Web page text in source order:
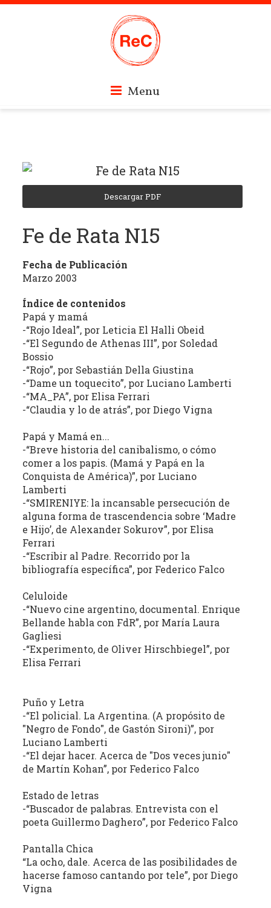
Revistas
de
Córdoba
(REC)
Archivo
Revistas
Culturales
Córdoba
tiene
objetivo
central
recuperación,
clasificación,
domiciliación
digital
estudio
crítico
publicaciones
periódicas
provincia
énfasis
producción
independiente)
dedicadas
cultura,
literatura,
política,
Menu
Descargar PDF
Fe de Rata N15
Fecha de Publicación
Marzo 2003
Índice de contenidos
Papá y mamá
-“Rojo Ideal”, por Leticia El Halli Obeid
-“El Segundo de Athenas III”, por Soledad
Bossio
-“Rojo”, por Sebastián Della Giustina
-“Dame un toquecito”, por Luciano Lamberti
-“MA_PA”, por Elisa Ferrari
-“Claudia y lo de atrás”, por Diego Vigna
Papá y Mamá en...
-“Breve historia del canibalismo, o cómo
comer a los papis. (Mamá y Papá en la
Conquista de América)”, por Luciano
Lamberti
-“SMIRENIYE: la incansable persecución de
alguna forma de trascendencia sobre ‘Madre
e Hijo’, de Alexander Sokurov”, por Elisa
Ferrari
-“Escribir al Padre. Recorrido por la
bibliografía específica”, por Federico Falco
Celuloide
-“Nuevo cine argentino, documental. Enrique
Bellande habla con FdR”, por María Laura
Gagliesi
-“Experimento, de Oliver Hirschbiegel”, por
Elisa Ferrari
Puño y Letra
-“El policial. La Argentina. (A propósito de
"Negro de Fondo", de Gastón Sironi)”, por
Luciano Lamberti
-“El dejar hacer. Acerca de "Dos veces junio"
de Martín Kohan”, por Federico Falco
Estado de letras
-“Buscador de palabras. Entrevista con el
poeta Guillermo Daghero”, por Federico Falco
Pantalla Chica
“La ocho, dale. Acerca de las posibilidades de
hacerse famoso cantando por tele”, por Diego
Vigna